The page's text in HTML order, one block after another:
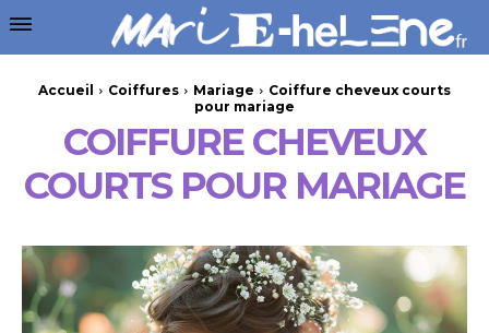
Accueil Coiffures Mariage
Coiffure cheveux courts
pour mariage
COIFFURE CHEVEUX
COURTS POUR MARIAGE